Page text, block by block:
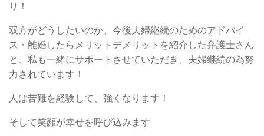
り！
双方がどうしたいのか、今後夫婦継続のためのアドバイ
ス・離婚したらメリットデメリットを紹介した弁護士さん
と、私も一緒にサポートさせていただき、夫婦継続の為努
力されています！
人は苦難を経験して、強くなります！
そして笑顔が幸せを呼び込みます